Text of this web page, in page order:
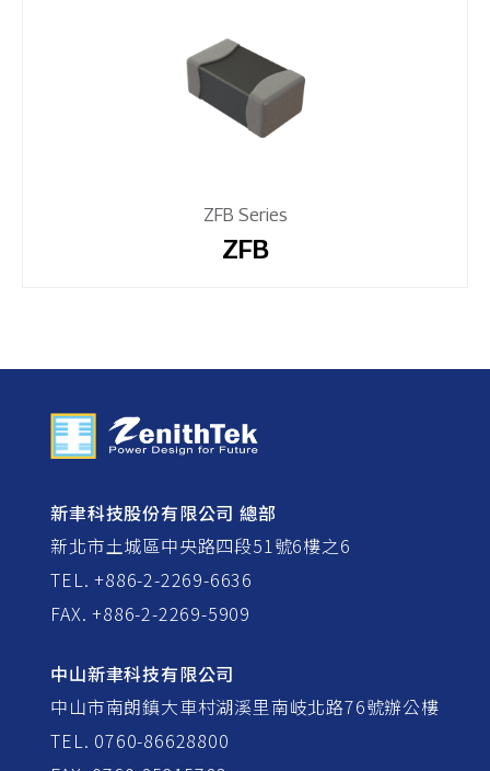
ZFB Series
ZFB
新聿科技股份有限公司 總部
新北市土城區中央路四段51號6樓之6
TEL. +886-2-2269-6636
FAX. +886-2-2269-5909
中山新聿科技有限公司
中山市南朗鎮大車村湖溪里南岐北路76號辦公樓
TEL. 0760-86628800